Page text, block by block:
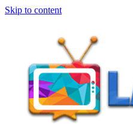
Skip to content